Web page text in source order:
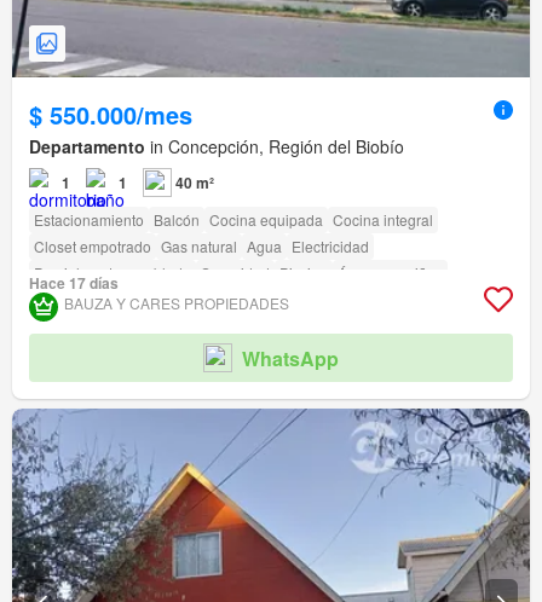
$ 550.000/mes
Departamento in Concepción, Región del Biobío
1 1 40 m²
Estacionamiento Balcón Cocina equipada Cocina integral
Closet empotrado Gas natural Agua Electricidad
Parcialmente amoblado
Seguridad Piscina
Área para niños
Ascensor Conserje Parilla Caseta de vigilancia
Acceso para personas con discapacidad
Hace 17 días
BAUZA Y CARES PROPIEDADES
WhatsApp